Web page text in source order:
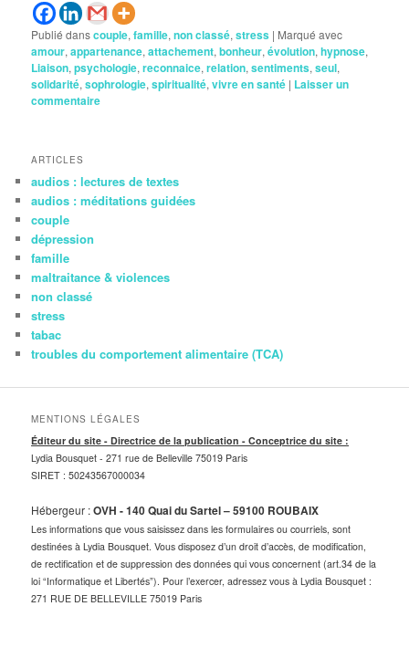
Publié danscouple,famille,non classé,stress | Marqué avec
amour,appartenance,attachement,bonheur,évolution,hypnose,
Liaison,psychologie,reconnaice,relation,sentiments,seul,
solidarité,sophrologie,spiritualité,vivre en santé | Laisser un
commentaire
ARTICLES
audios : lectures de textes
audios : méditations guidées
couple
dépression
famille
maltraitance & violences
non classé
stress
tabac
troubles du comportement alimentaire (TCA)
MENTIONS LÉGALES
Éditeur du site - Directrice de la publication - Conceptrice du site :
Lydia Bousquet -271 rue de Belleville 75019 Paris
SIRET : 50243567000034
Hébergeur :OVH - 140 Quai du Sartel – 59100 ROUBAIX
Les informations que vous saisissez dans les formulaires ou courriels, sont
destinées à Lydia Bousquet. Vous disposez d’un droit d’accès, de modification,
de rectification et de suppression des données qui vous concernent (art.34 de la
loi “Informatique et Libertés”). Pour l’exercer, adressez vous à Lydia Bousquet :
271 RUE DE BELLEVILLE 75019 Paris